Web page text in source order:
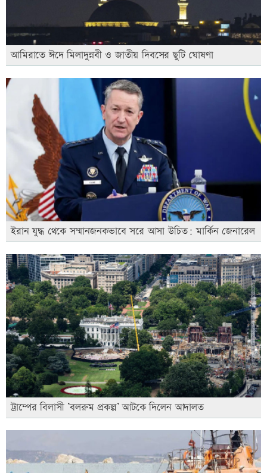
আমিরাতে ঈদে মিলাদুন্নবী ও জাতীয় দিবসের ছুটি ঘোষণা
ইরান যুদ্ধ থেকে সম্মানজনকভাবে সরে আসা উচিত: মার্কিন জেনারেল
ট্রাম্পের বিলাসী ’বলরুম প্রকল্প’ আটকে দিলেন আদালত